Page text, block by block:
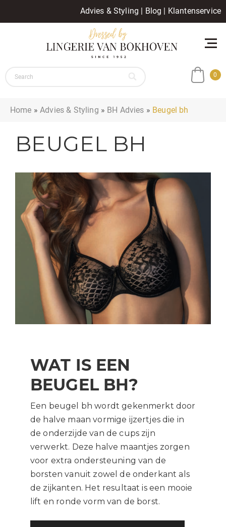
Advies & Styling | Blog | Klantenservice
0
Home »Advies & Styling » BH Advies » Beugel bh
BEUGEL BH
WAT IS EEN
BEUGEL BH?
Een beugel bh wordt gekenmerkt door
de halve maan vormige ijzertjes die in
de onderzijde van de cups zijn
verwerkt. Deze halve maantjes zorgen
voor extra ondersteuning van de
borsten vanuit zowel de onderkant als
de zijkanten. Het resultaat is een mooie
lift en ronde vorm van de borst.